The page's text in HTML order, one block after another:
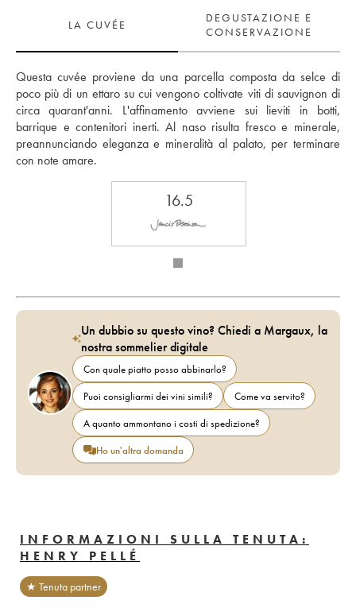
LA CUVÉE
DEGUSTAZIONE E
CONSERVAZIONE
Questa cuvée proviene da una parcella composta da selce di
poco più di un ettaro su cui vengono coltivate viti di sauvignon di
circa quarant'anni. L'affinamento avviene sui lieviti in botti,
barrique e contenitori inerti. Al naso risulta fresco e minerale,
preannunciando eleganza e mineralità al palato, per terminare
con note amare.
16.5
Un dubbio su questo vino? Chiedi a Margaux, la
nostra sommelier digitale
Con quale piatto posso abbinarlo?
Puoi consigliarmi dei vini simili?
Come va servito?
A quanto ammontano i costi di spedizione?
Ho un'altra domanda
INFORMAZIONI SULLA TENUTA:
HENRY PELLÉ
★ Tenuta partner